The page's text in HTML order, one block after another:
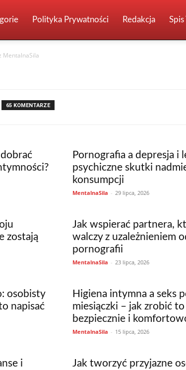
Polityka Prywatności Redakcja Spis
MentalnaSila
65 KOMENTARZE
Pornografia a depresja i
psychiczne skutki
konsumpcji
MentalnaSila - 29 lipca, 2026
zostają
Jak wspierać partnera,
walczy z uzależnieniem
pornografii
MentalnaSila - 23 lipca, 2026
osobisty
napisać
Higiena intymna a seks
miesiączki – jak zrobić to
bezpiecznie i
MentalnaSila - 15 lipca, 2026
i
Jak tworzyć przyjazne